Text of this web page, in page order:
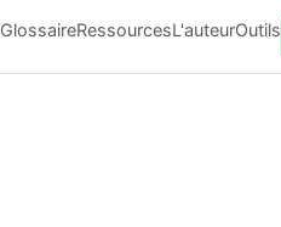
GlossaireRessourcesL'auteurOutils